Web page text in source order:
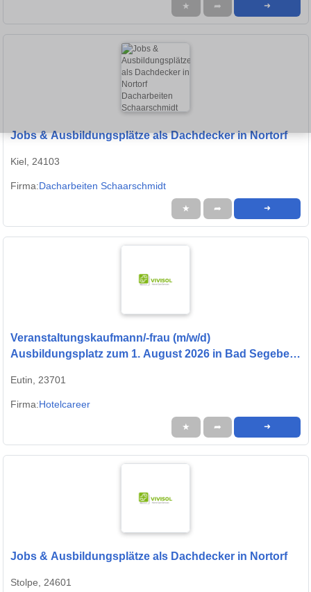
★ ➦ ➜
Jobs & Ausbildungsplätze als Dachdecker in Nortorf
Kiel, 24103
Firma:Dacharbeiten Schaarschmidt
★ ➦ ➜
Veranstaltungskaufmann/-frau (m/w/d)
Ausbildungsplatz zum 1. August 2026 in Bad Segeberg
Eutin, 23701
Firma:Hotelcareer
★ ➦ ➜
Jobs & Ausbildungsplätze als Dachdecker in Nortorf
Stolpe, 24601